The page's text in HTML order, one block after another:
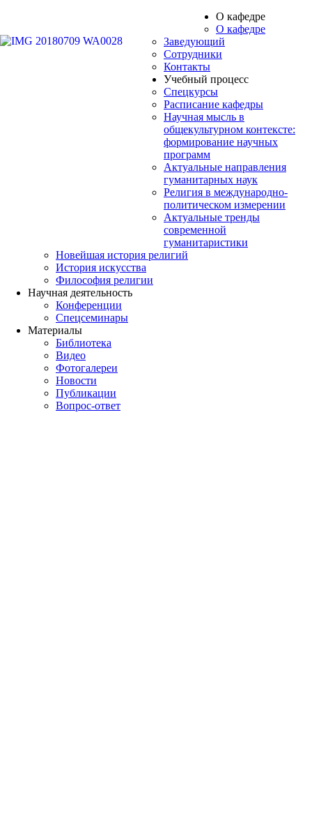
О кафедре
О кафедре
Заведующий
Сотрудники
Контакты
Учебный процесс
Спецкурсы
Расписание кафедры
Научная мысль в
общекультурном контексте:
формирование научных
программ
Актуальные направления
гуманитарных наук
Религия в международно-
политическом измерении
Актуальные тренды
современной
гуманитаристики
Новейшая история религий
История искусства
Философия религии
Научная деятельность
Конференции
Спецсеминары
Материалы
Библиотека
Видео
Фотогалереи
Новости
Публикации
Вопрос-ответ